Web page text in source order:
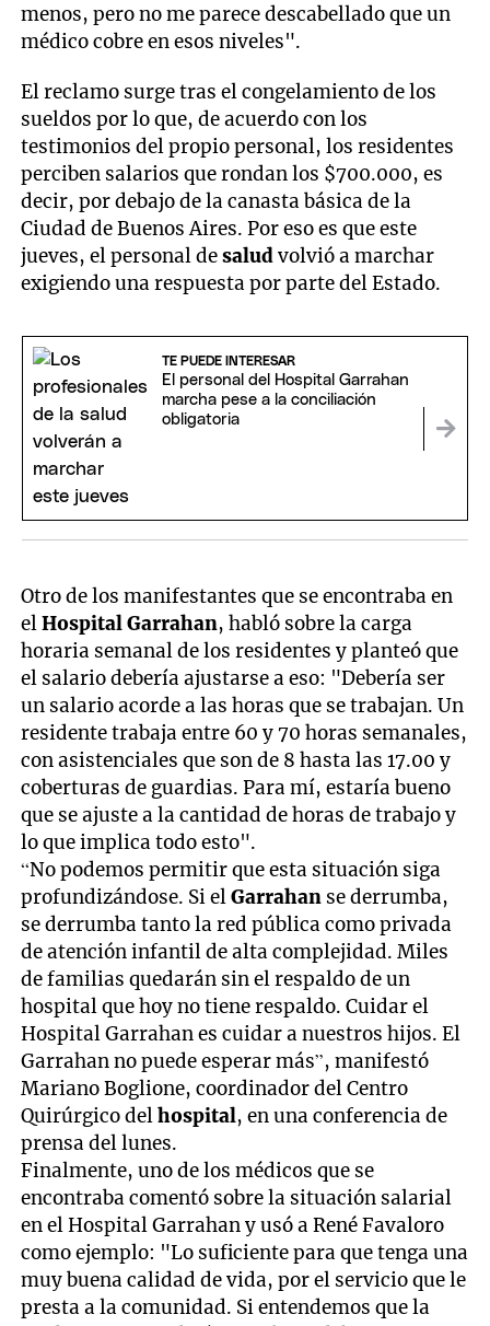
menos, pero no me parece descabellado que un
médico cobre en esos niveles".
El reclamo surge tras el congelamiento de los
sueldos por lo que, de acuerdo con los
testimonios del propio personal, los residentes
perciben salarios que rondan los $700.000, es
decir, por debajo de la canasta básica de la
Ciudad de Buenos Aires. Por eso es que este
jueves, el personal desaludvolvió a marchar
exigiendo una respuesta por parte del Estado.
TE PUEDE INTERESAR
El personal del Hospital Garrahan
marcha pese a la conciliación
obligatoria
Otro de los manifestantes que se encontraba en
elHospital Garrahan, habló sobre la carga
horaria semanal de los residentes y planteó que
el salario debería ajustarse a eso: "Debería ser
un salario acorde a las horas que se trabajan. Un
residente trabaja entre 60 y 70 horas semanales,
con asistenciales que son de 8 hasta las 17.00 y
coberturas de guardias. Para mí, estaría bueno
que se ajuste a la cantidad de horas de trabajo y
lo que implica todo esto".
“No podemos permitir que esta situación siga
profundizándose. Si elGarrahan se derrumba,
se derrumba tanto la red pública como privada
de atención infantil de alta complejidad. Miles
de familias quedarán sin el respaldo de un
hospital que hoy no tiene respaldo. Cuidar el
Hospital Garrahan es cuidar a nuestros hijos. El
Garrahan no puede esperar más”, manifestó
Mariano Boglione, coordinador del Centro
Quirúrgico delhospital, en una conferencia de
prensa del lunes.
Finalmente, uno de los médicos que se
encontraba comentó sobre la situación salarial
en el Hospital Garrahan y usó a René Favaloro
como ejemplo: "Lo suficiente para que tenga una
muy buena calidad de vida, por el servicio que le
presta a la comunidad. Si entendemos que la